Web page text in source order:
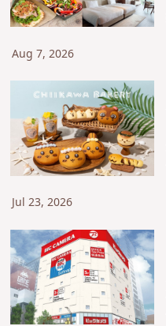
Aug 7, 2026
Jul 23, 2026